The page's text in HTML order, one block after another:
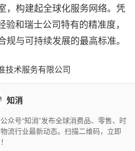
，构建起全球化服务网络。凭
和瑞士公司特有的精准度，
规与可持续发展的最高标准。
技术服务有限公司
知消
众号“知消”发布全球消费品、零售、时
流行业最新动态。扫描二维码，立即